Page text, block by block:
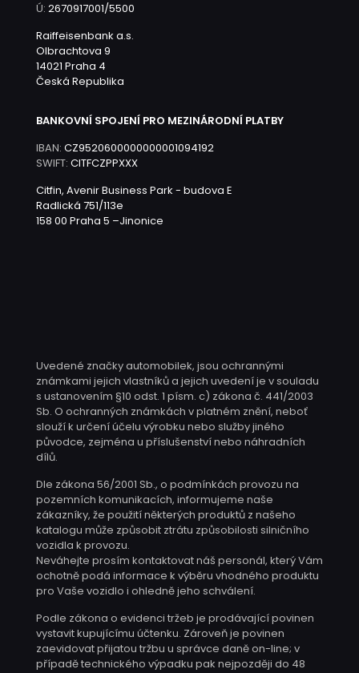
Ú: 2670917001/5500
Raiffeisenbank a.s.
Olbrachtova 9
14021 Praha 4
Česká Republika
BANKOVNÍ SPOJENÍ PRO MEZINÁRODNÍ PLATBY
IBAN: CZ9520600000000001094192
SWIFT: CITFCZPPXXX
Citfin, Avenir Business Park - budova E
Radlická 751/113e
158 00 Praha 5 –Jinonice
Uvedené značky automobilek, jsou ochrannými
známkami jejich vlastníků a jejich uvedení je v souladu
s ustanovením §10 odst. 1 písm. c) zákona č. 441/2003
Sb. O ochranných známkách v platném znění, neboť
slouží k určení účelu výrobku nebo služby jiného
původce, zejména u příslušenství nebo náhradních
dílů.
Dle zákona 56/2001 Sb., o podmínkách provozu na
pozemních komunikacích, informujeme naše
zákazníky, že použití některých produktů z našeho
katalogu může způsobit ztrátu způsobilosti silničního
vozidla k provozu.
Neváhejte prosím kontaktovat náš personál, který Vám
ochotně podá informace k výběru vhodného produktu
pro Vaše vozidlo i ohledně jeho schválení.
Podle zákona o evidenci tržeb je prodávající povinen
vystavit kupujícímu účtenku. Zároveň je povinen
zaevidovat přijatou tržbu u správce daně on-line; v
případě technického výpadku pak nejpozději do 48